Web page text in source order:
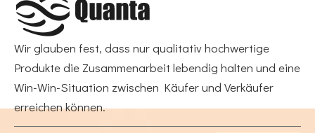
Wir glauben fest, dass nur qualitativ hochwertige
Produkte die Zusammenarbeit lebendig halten und eine
Win-Win-Situation zwischen Käufer und Verkäufer
erreichen können.